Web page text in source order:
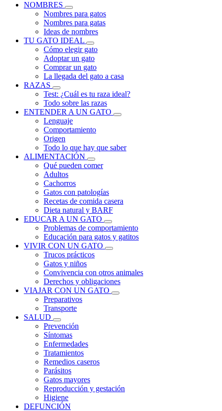
NOMBRES
Nombres para gatos
Nombres para gatas
Ideas de nombres
TU GATO IDEAL
Cómo elegir gato
Adoptar un gato
Comprar un gato
La llegada del gato a casa
RAZAS
Test: ¿Cuál es tu raza ideal?
Todo sobre las razas
ENTENDER A UN GATO
Lenguaje
Comportamiento
Origen
Todo lo que hay que saber
ALIMENTACIÓN
Qué pueden comer
Adultos
Cachorros
Gatos con patologías
Recetas de comida casera
Dieta natural y BARF
EDUCAR A UN GATO
Problemas de comportamiento
Educación para gatos y gatitos
VIVIR CON UN GATO
Trucos prácticos
Gatos y niños
Convivencia con otros animales
Derechos y obligaciones
VIAJAR CON UN GATO
Preparativos
Transporte
SALUD
Prevención
Síntomas
Enfermedades
Tratamientos
Remedios caseros
Parásitos
Gatos mayores
Reproducción y gestación
Higiene
DEFUNCIÓN